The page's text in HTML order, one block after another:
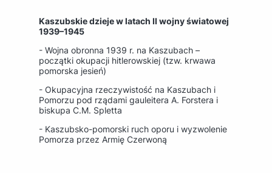
Kaszubskie dzieje w latach II wojny światowej
1939–1945
- Wojna obronna 1939 r. na Kaszubach –
początki okupacji hitlerowskiej (tzw. krwawa
pomorska jesień)
- Okupacyjna rzeczywistość na Kaszubach i
Pomorzu pod rządami gauleitera A. Forstera i
biskupa C.M. Spletta
- Kaszubsko-pomorski ruch oporu i wyzwolenie
Pomorza przez Armię Czerwoną